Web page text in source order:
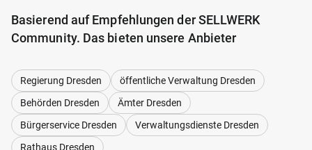
Basierend auf Empfehlungen der SELLWERK
Community. Das bieten unsere Anbieter
Regierung Dresden
öffentliche Verwaltung Dresden
Behörden Dresden
Ämter Dresden
Bürgerservice Dresden
Verwaltungsdienste Dresden
Rathaus Dresden